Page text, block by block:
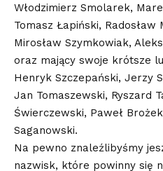
Włodzimierz Smolarek,
Tomasz Łapiński, Radosław
Mirosław Szymkowiak,
oraz mający swoje krótsze
Henryk Szczepański, Jerzy
Jan Tomaszewski, Ryszard
Świerczewski, Paweł
Saganowski.
Na pewno znaleźlibyśmy
nazwisk, które powinny się